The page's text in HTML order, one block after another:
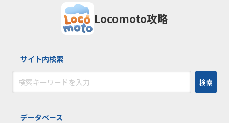
Locomoto攻略
サイト内検索
検索
データベース